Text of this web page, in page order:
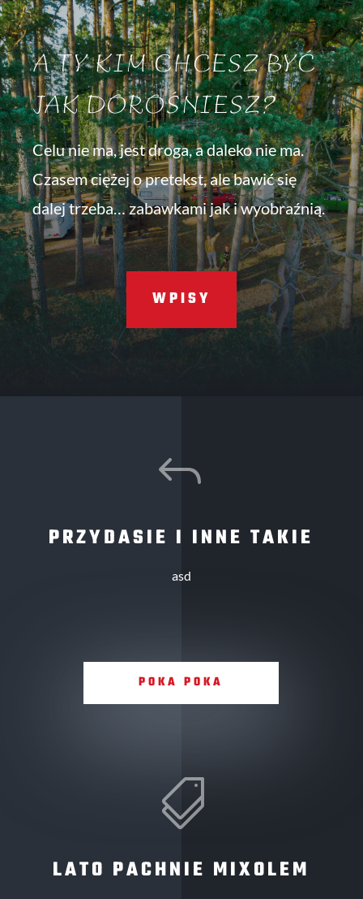
A TY KIM CHCESZ BYĆ
JAK DOROŚNIESZ?
Celu nie ma, jest droga, a daleko nie ma.
Czasem ciężej o pretekst, ale bawić się
dalej trzeba… zabawkami jak i wyobraźnią.
WPISY
J
PRZYDASIE I INNE TAKIE
asd
POKA POKA

LATO PACHNIE MIXOLEM